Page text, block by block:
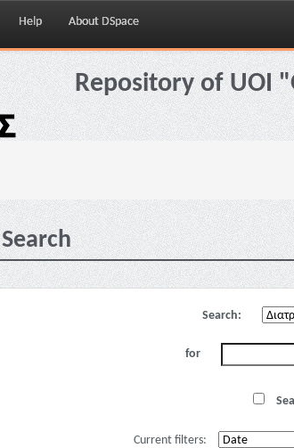
Help About DSpace
Repository of UOI
Search
Search:
for
Current filters: